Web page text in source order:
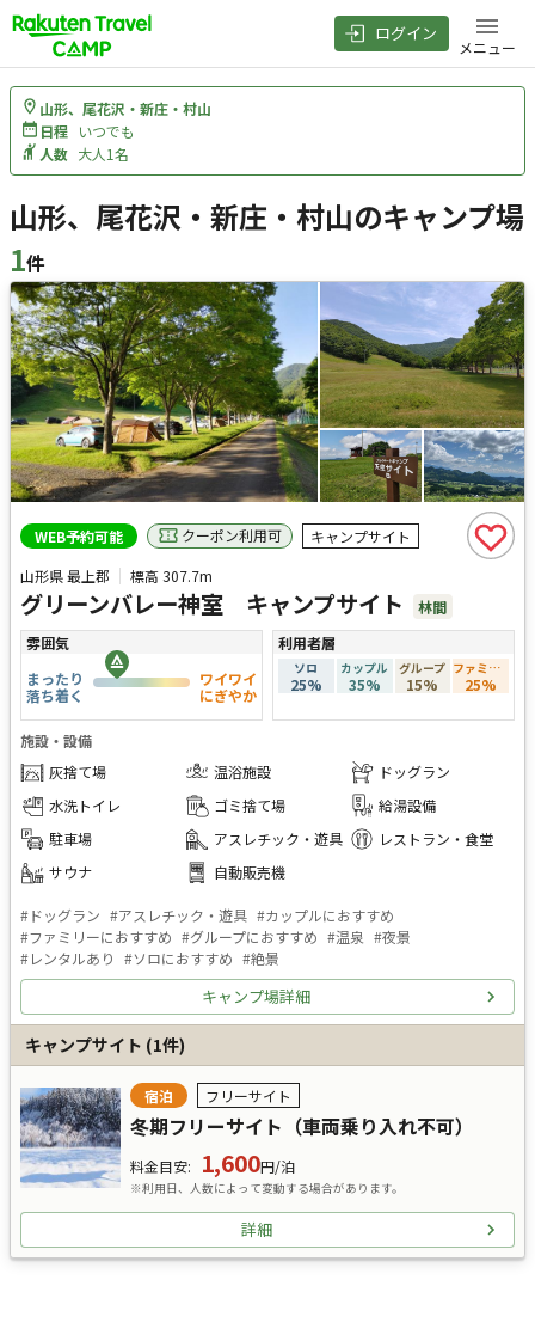
ログイン
メニュー
山形、尾花沢・新庄・村山
日程 いつでも
人数 大人1名
山形、尾花沢・新庄・村山のキャンプ場
1件
検索結果
WEB予約可能 クーポン利用可
キャンプサイト
山形県 最上郡
標高307.7m
グリーンバレー神室 キャンプサイト
林間
雰囲気
まったり
落ち着く
ワイワイ
にぎやか
利用者層
ソロ
25%
カップル
35%
グループ
15%
ファミリー
25%
施設・設備
灰捨て場
温浴施設
ドッグラン
水洗トイレ
ゴミ捨て場
給湯設備
駐車場
アスレチック・遊具
レストラン・食堂
サウナ
自動販売機
#ドッグラン #アスレチック・遊具 #カップルにおすすめ
#ファミリーにおすすめ #グループにおすすめ #温泉 #夜景
#レンタルあり #ソロにおすすめ #絶景
キャンプ場詳細
キャンプサイト (1件)
宿泊 フリーサイト
冬期フリーサイト（車両乗り入れ不可）
料金目安: 1,600円/泊
※利用日、人数によって変動する場合があります。
詳細